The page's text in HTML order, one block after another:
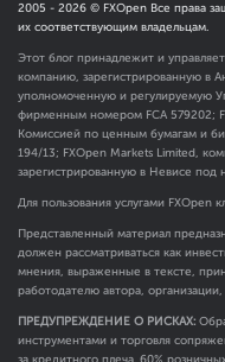
2005 - 2026 © FXOpen Все права
их соответствующим владельцам.
Этот блог принадлежит и
компанию, зарегистрированную в
уполномоченную и регулируемую
фирменным номером FCA 579202;
Комиссией по ценным бумагам и
194/13; FXOpen Markets Limited,
зарегистрированную в Невисе
Для пользования услугами
Представленный материал
должен рассматриваться как
мнения, выраженные в тексте,
работодателю автора,
ПРЕДУПРЕЖДЕНИЕ О РИСКАХ:
инструментами и торговля